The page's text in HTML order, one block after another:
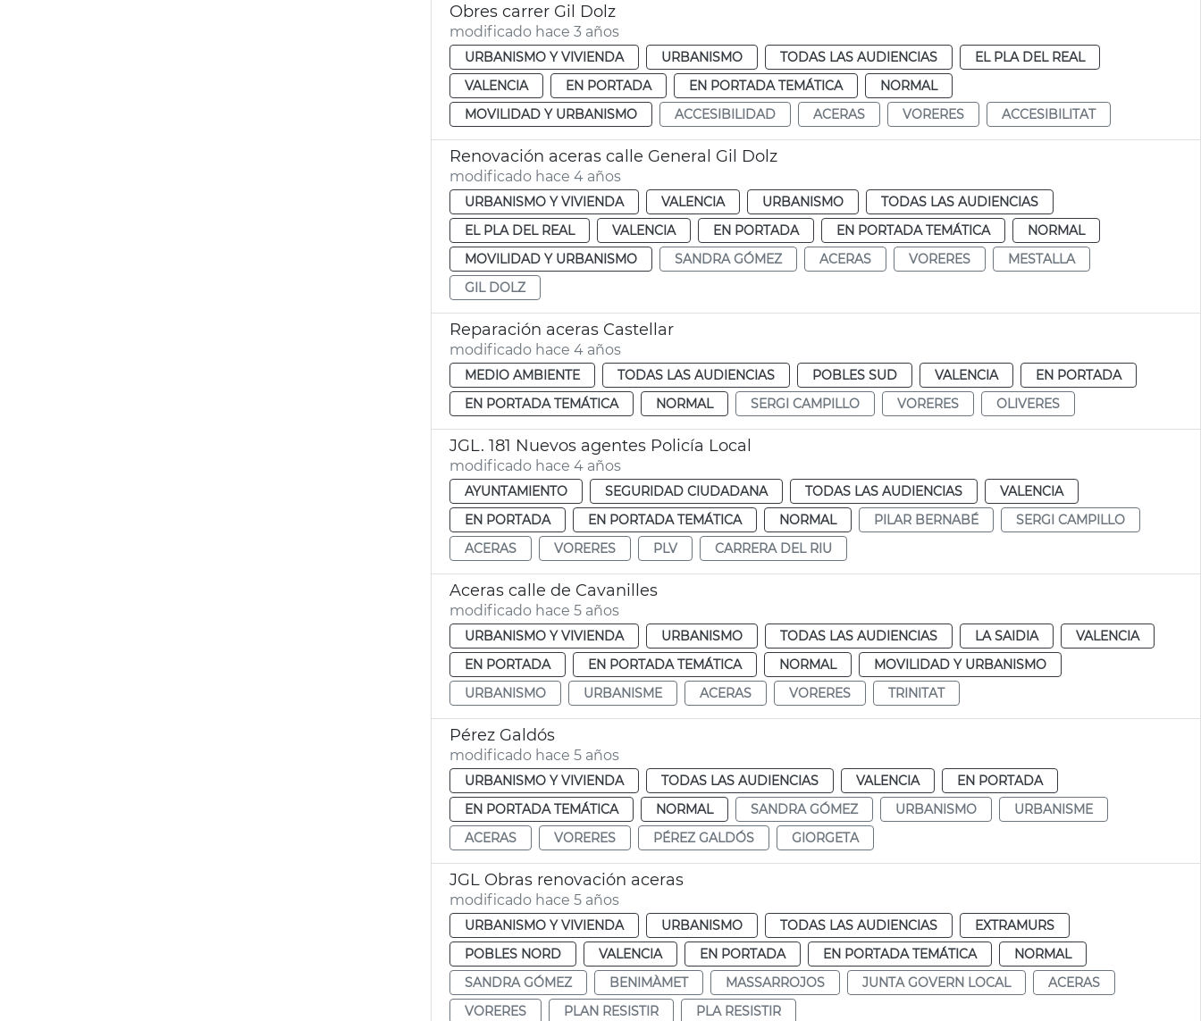
Obres carrer Gil Dolz
modificado hace 3 años
URBANISMO Y VIVIENDA URBANISMO TODAS LAS AUDIENCIAS
EL PLA DEL REAL
VALENCIA
EN PORTADA EN PORTADA TEMÁTICA
NORMAL
MOVILIDAD Y URBANISMO
ACCESIBILIDAD ACERAS VORERES ACCESIBILITAT
Renovación aceras calle General Gil Dolz
modificado hace 4 años
URBANISMO Y VIVIENDA VALENCIA URBANISMO
TODAS LAS AUDIENCIAS
EL PLA DEL REAL
VALENCIA EN PORTADA EN PORTADA TEMÁTICA
NORMAL
MOVILIDAD Y URBANISMO
SANDRA GÓMEZ ACERAS VORERES
MESTALLA
GIL DOLZ
Reparación aceras Castellar
modificado hace 4 años
MEDIO AMBIENTE TODAS LAS AUDIENCIAS POBLES SUD VALENCIA
EN PORTADA
EN PORTADA TEMÁTICA
NORMAL SERGI CAMPILLO VORERES OLIVERES
JGL. 181 Nuevos agentes Policía Local
modificado hace 4 años
AYUNTAMIENTO SEGURIDAD CIUDADANA TODAS LAS AUDIENCIAS
VALENCIA
EN PORTADA
EN PORTADA TEMÁTICA NORMAL PILAR BERNABÉ
SERGI CAMPILLO
ACERAS
VORERES PLV CARRERA DEL RIU
Aceras calle de Cavanilles
modificado hace 5 años
URBANISMO Y VIVIENDA URBANISMO TODAS LAS AUDIENCIAS LA SAIDIA
VALENCIA
EN PORTADA
EN PORTADA TEMÁTICA NORMAL
MOVILIDAD Y URBANISMO
URBANISMO
URBANISME ACERAS VORERES TRINITAT
Pérez Galdós
modificado hace 5 años
URBANISMO Y VIVIENDA TODAS LAS AUDIENCIAS VALENCIA
EN PORTADA
EN PORTADA TEMÁTICA
NORMAL SANDRA GÓMEZ URBANISMO
URBANISME
ACERAS
VORERES PÉREZ GALDÓS GIORGETA
JGL Obras renovación aceras
modificado hace 5 años
URBANISMO Y VIVIENDA URBANISMO TODAS LAS AUDIENCIAS
EXTRAMURS
POBLES NORD
VALENCIA EN PORTADA EN PORTADA TEMÁTICA
NORMAL
SANDRA GÓMEZ
BENIMÀMET MASSARROJOS JUNTA GOVERN LOCAL
ACERAS
VORERES
PLAN RESISTIR PLA RESISTIR